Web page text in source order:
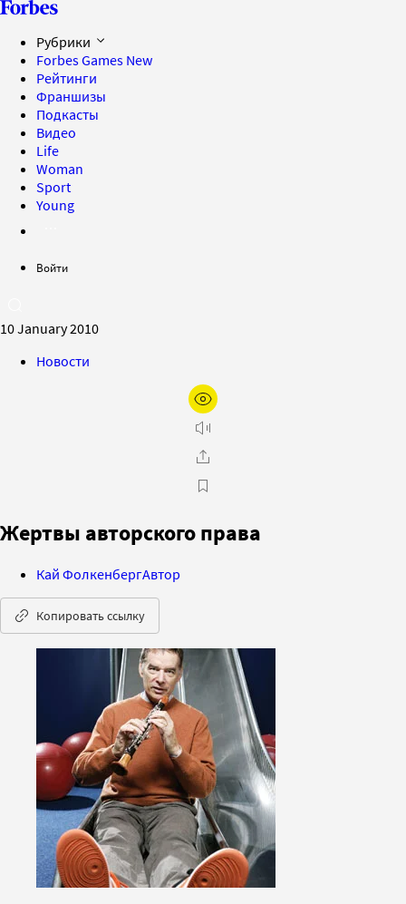
Рубрики
Forbes Games New
Рейтинги
Франшизы
Подкасты
Видео
Life
Woman
Sport
Young
Войти
10 January 2010
Новости
Жертвы авторского права
Кай ФолкенбергАвтор
Копировать ссылку